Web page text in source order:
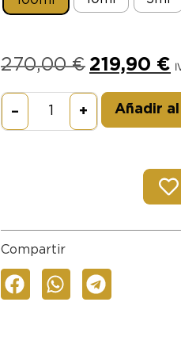
270,00€ 219,90 €
– + Añadir
Compartir